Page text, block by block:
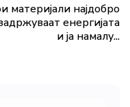
материјали најдобро
енергијата
и ја намалу...